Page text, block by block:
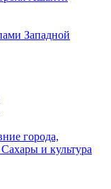
Западной
города,
и культура